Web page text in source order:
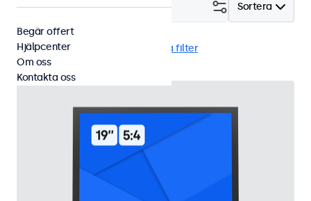
Sortera
Filtrera (1)
Skrivbord Rensa filter
Begär offert
Hjälpcenter
Om oss
Kontakta oss